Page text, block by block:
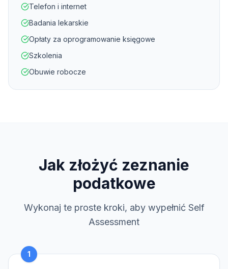
Telefon i internet
Badania lekarskie
Opłaty za oprogramowanie księgowe
Szkolenia
Obuwie robocze
Jak złożyć zeznanie
podatkowe
Wykonaj te proste kroki, aby wypełnić Self
Assessment
1